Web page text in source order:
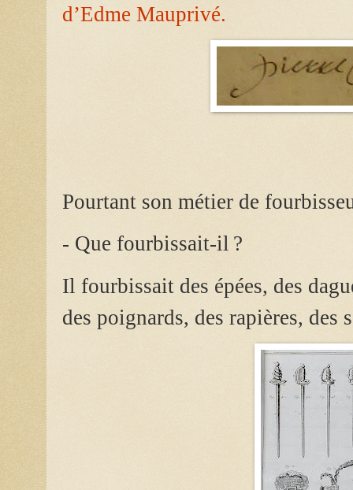
d’Edme Mauprivé.
Pourtant son métier de
- Que fourbissait-il ?
Il fourbissait des épées, des
des poignards, des rapières, des